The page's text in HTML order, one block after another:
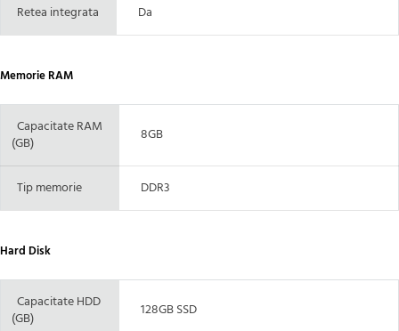
Retea integrata Da
Memorie RAM
Capacitate RAM
(GB)
8GB
Tip memorie DDR3
Hard Disk
Capacitate HDD
(GB)
128GB SSD